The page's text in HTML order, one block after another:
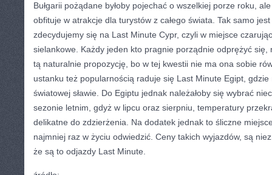
Bułgarii pożądane byłoby pojechać o wszelkiej porze roku,
obfituje w atrakcje dla turystów z całego świata. Tak samo
zdecydujemy się na Last Minute Cypr, czyli w miejsce
sielankowe. Każdy jeden kto pragnie porządnie odprężyć się,
tą naturalnie propozycję, bo w tej kwestii nie ma ona sobie
ustanku też popularnością raduje się Last Minute Egipt,
światowej sławie. Do Egiptu jednak należałoby się wybrać
sezonie letnim, gdyż w lipcu oraz sierpniu, temperatury
delikatne do zdzierżenia. Na dodatek jednak to śliczne
najmniej raz w życiu odwiedzić. Ceny takich wyjazdów, są
że są to odjazdy Last Minute.